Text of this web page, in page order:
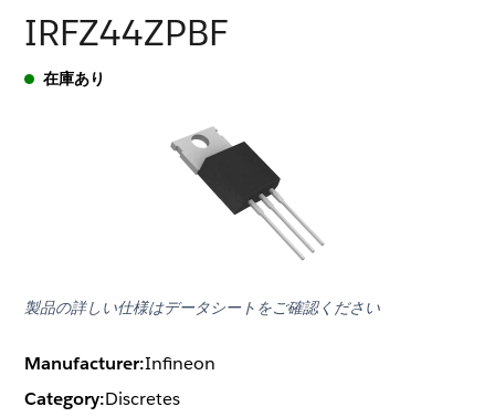
IRFZ44ZPBF
在庫あり
製品の詳しい仕様はデータシートをご確認ください
Manufacturer:Infineon
Category:Discretes